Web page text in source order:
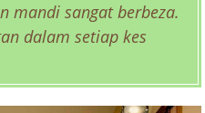
mandi sangat berbeza.
dalam setiap kes